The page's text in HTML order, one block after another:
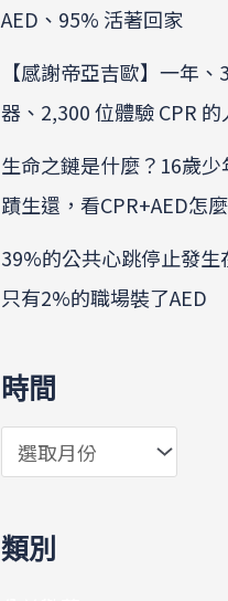
AED、95% 活著回家
【感謝帝亞吉歐】一年
器、2,300 位體驗 CPR 的
生命之鏈是什麼？16歲少
蹟生還，看CPR+AED怎
39%的公共心跳停止發生
只有2%的職場裝了AED
時間
類別